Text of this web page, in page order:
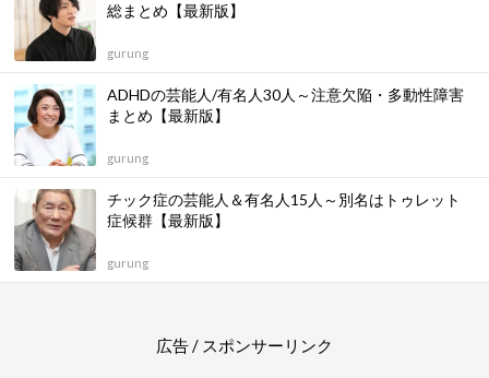
総まとめ【最新版】
gurung
ADHDの芸能人/有名人30人～注意欠陥・多動性障害
まとめ【最新版】
gurung
チック症の芸能人＆有名人15人～別名はトゥレット
症候群【最新版】
gurung
広告 / スポンサーリンク